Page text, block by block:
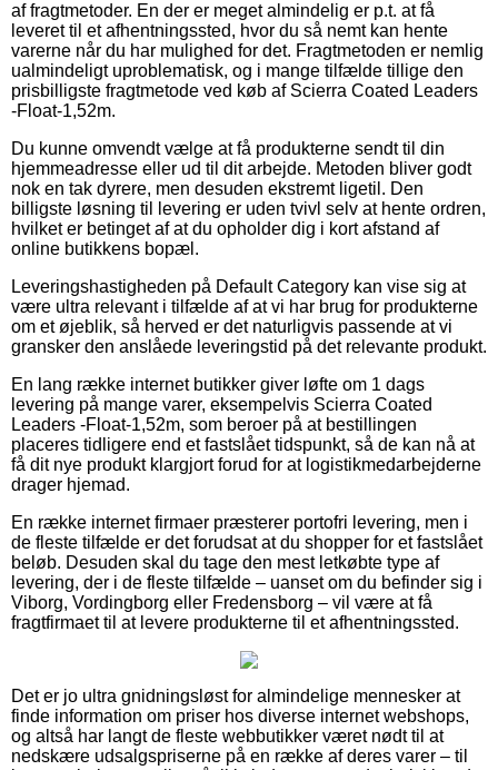
af fragtmetoder. En der er meget almindelig er p.t. at få
leveret til et afhentningssted, hvor du så nemt kan hente
varerne når du har mulighed for det. Fragtmetoden er nemlig
ualmindeligt uproblematisk, og i mange tilfælde tillige den
prisbilligste fragtmetode ved køb af Scierra Coated Leaders
-Float-1,52m.
Du kunne omvendt vælge at få produkterne sendt til din
hjemmeadresse eller ud til dit arbejde. Metoden bliver godt
nok en tak dyrere, men desuden ekstremt ligetil. Den
billigste løsning til levering er uden tvivl selv at hente ordren,
hvilket er betinget af at du opholder dig i kort afstand af
online butikkens bopæl.
Leveringshastigheden på Default Category kan vise sig at
være ultra relevant i tilfælde af at vi har brug for produkterne
om et øjeblik, så herved er det naturligvis passende at vi
gransker den anslåede leveringstid på det relevante produkt.
En lang række internet butikker giver løfte om 1 dags
levering på mange varer, eksempelvis Scierra Coated
Leaders -Float-1,52m, som beroer på at bestillingen
placeres tidligere end et fastslået tidspunkt, så de kan nå at
få dit nye produkt klargjort forud for at logistikmedarbejderne
drager hjemad.
En række internet firmaer præsterer portofri levering, men i
de fleste tilfælde er det forudsat at du shopper for et fastslået
beløb. Desuden skal du tage den mest letkøbte type af
levering, der i de fleste tilfælde – uanset om du befinder sig i
Viborg, Vordingborg eller Fredensborg – vil være at få
fragtfirmaet til at levere produkterne til et afhentningssted.
Det er jo ultra gnidningsløst for almindelige mennesker at
finde information om priser hos diverse internet webshops,
og altså har langt de fleste webbutikker været nødt til at
nedskære udsalgspriserne på en række af deres varer – til